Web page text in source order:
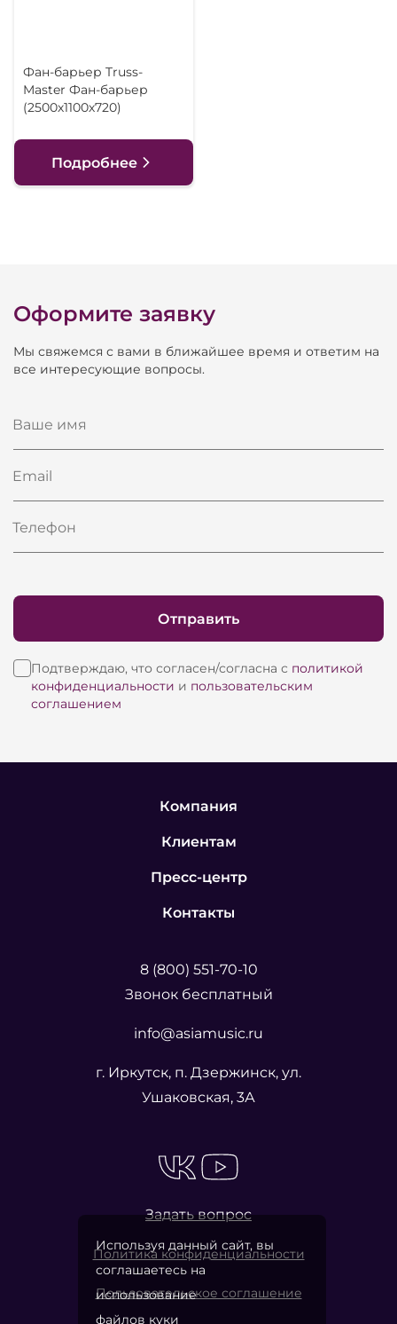
Фан-барьер Truss-
Master Фан-барьер
(2500х1100х720)
Подробнее
Оформите заявку
Мы свяжемся с вами в ближайшее время и ответим на
все интересующие вопросы.
Ваше имя
Email
Телефон
Подтверждаю, что согласен/согласна с политикой
конфиденциальности и пользовательским
соглашением
Отправить
Компания
Клиентам
Пресс-центр
Контакты
8 (800) 551-70-10
Звонок бесплатный
info@asiamusic.ru
г. Иркутск, п. Дзержинск, ул.
Ушаковская, 3А
Задать вопрос
Политика конфиденциальности
Пользовательское соглашение
Используя данный сайт, вы
соглашаетесь на
использование
файлов куки